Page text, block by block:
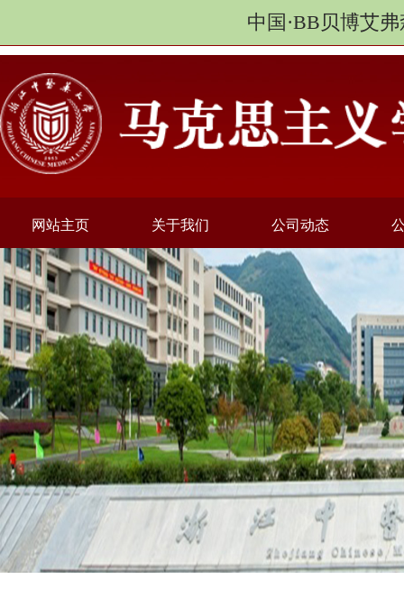
中国·BB贝博艾
网站主页 关于我们 公司动态